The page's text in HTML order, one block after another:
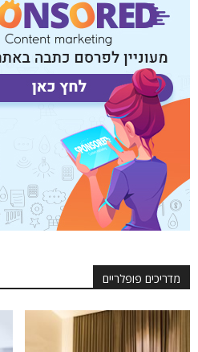
מדריכים פופלריים